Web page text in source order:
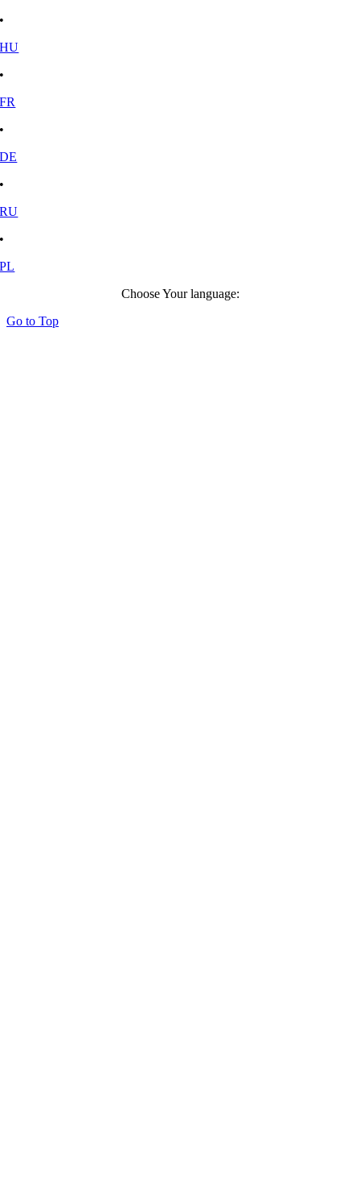
•
HU
•
FR
•
DE
•
RU
•
PL
Choose Your language:
Go to Top